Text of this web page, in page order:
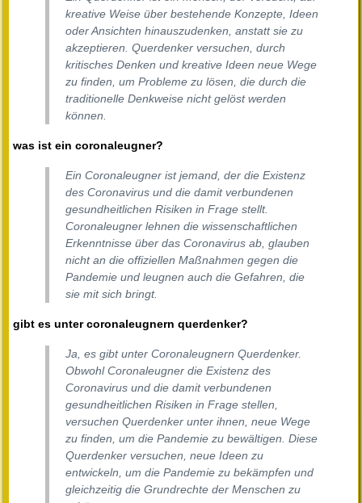
kreative Weise über bestehende Konzepte, Ideen
oder Ansichten hinauszudenken, anstatt sie zu
akzeptieren. Querdenker versuchen, durch
kritisches Denken und kreative Ideen neue Wege
zu finden, um Probleme zu lösen, die durch die
traditionelle Denkweise nicht gelöst werden
können.
was ist ein coronaleugner?
Ein Coronaleugner ist jemand, der die Existenz
des Coronavirus und die damit verbundenen
gesundheitlichen Risiken in Frage stellt.
Coronaleugner lehnen die wissenschaftlichen
Erkenntnisse über das Coronavirus ab, glauben
nicht an die offiziellen Maßnahmen gegen die
Pandemie und leugnen auch die Gefahren, die
sie mit sich bringt.
gibt es unter coronaleugnern querdenker?
Ja, es gibt unter Coronaleugnern Querdenker.
Obwohl Coronaleugner die Existenz des
Coronavirus und die damit verbundenen
gesundheitlichen Risiken in Frage stellen,
versuchen Querdenker unter ihnen, neue Wege
zu finden, um die Pandemie zu bewältigen. Diese
Querdenker versuchen, neue Ideen zu
entwickeln, um die Pandemie zu bekämpfen und
gleichzeitig die Grundrechte der Menschen zu